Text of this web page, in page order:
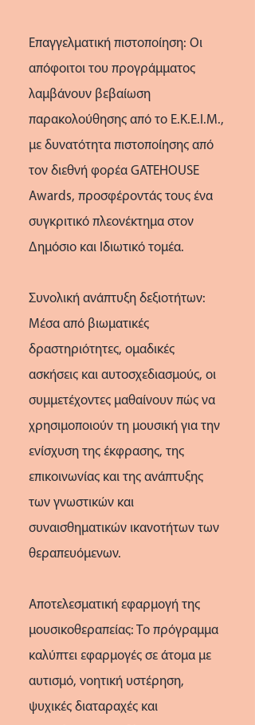
Επαγγελματική πιστοποίηση: Οι
απόφοιτοι του προγράμματος
λαμβάνουν βεβαίωση
παρακολούθησης από το Ε.Κ.Ε.Ι.Μ.,
με δυνατότητα πιστοποίησης από
τον διεθνή φορέα GATEHOUSE
Awards, προσφέροντάς τους ένα
συγκριτικό πλεονέκτημα στον
Δημόσιο και Ιδιωτικό τομέα.
Συνολική ανάπτυξη δεξιοτήτων:
Μέσα από βιωματικές
δραστηριότητες, ομαδικές
ασκήσεις και αυτοσχεδιασμούς, οι
συμμετέχοντες μαθαίνουν πώς να
χρησιμοποιούν τη μουσική για την
ενίσχυση της έκφρασης, της
επικοινωνίας και της ανάπτυξης
των γνωστικών και
συναισθηματικών ικανοτήτων των
θεραπευόμενων.
Αποτελεσματική εφαρμογή της
μουσικοθεραπείας: Το πρόγραμμα
καλύπτει εφαρμογές σε άτομα με
αυτισμό, νοητική υστέρηση,
ψυχικές διαταραχές και